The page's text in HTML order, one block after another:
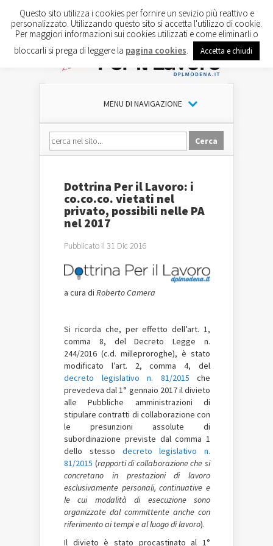
MENU DI NAVIGAZIONE
Dottrina Per il Lavoro: i
co.co.co. vietati nel
privato, possibili nelle PA
nel 2017
Pubblicato il 31 Dic 2016
a cura di Roberto Camera
Si ricorda che, per effetto dell’art. 1,
comma 8, del Decreto Legge n.
244/2016 (c.d. milleproroghe), è stato
modificato l’art. 2, comma 4, del
decreto legislativo n. 81/2015 che
prevedeva dal 1° gennaio 2017 il divieto
alle Pubbliche amministrazioni di
stipulare contratti di collaborazione con
le presunzioni assolute di
subordinazione previste dal comma 1
dello stesso decreto legislativo n.
81/2015 (rapporti di collaborazione che si
concretano in prestazioni di lavoro
esclusivamente personali, continuative e
le cui modalità di esecuzione sono
organizzate dal committente anche con
riferimento ai tempi e al luogo di lavoro).
Il divieto è stato procastinato al 1°
Questo sito utilizza i cookies per fornire un sevizio più reattivo e
personalizzato. Utilizzando questo sito si accetta l'utilizzo di cookie.
Per maggiori informazioni sui cookies utilizzati e come eliminarli o
bloccarli si prega di leggere la pagina cookies Accetta e chiudi